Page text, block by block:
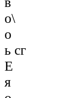
о\
о
ь сг
Е
я